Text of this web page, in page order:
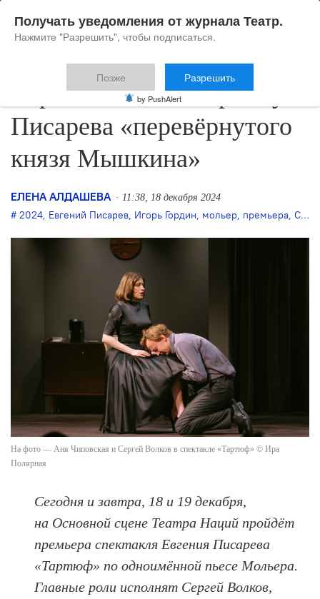
Сергей Волков сыграет у
Писарева «перевёрнутого
князя Мышкина»
ЕЛЕНА АЛДАШЕВА 11:38, 18 декабря 2024
2024, Евгений Писарев, Игорь Гордин, мольер, премьера, Сергей Волков
На фото — Аня Чиповская и Сергей Волков в спектакле «Тартюф» © Ира
Полярная
Сегодня и завтра, 18 и 19 декабря,
на Основной сцене Театра Наций пройдёт
премьера спектакля Евгения Писарева
«Тартюф» по одноимённой пьесе Мольера.
Главные роли исполнят Сергей Волков,
Получать уведомления от журнала Театр.
Нажмите "Разрешить", чтобы подписаться.
Позже Разрешить
by PushAlert